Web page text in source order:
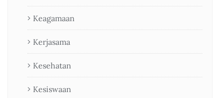
Keagamaan
Kerjasama
Kesehatan
Kesiswaan